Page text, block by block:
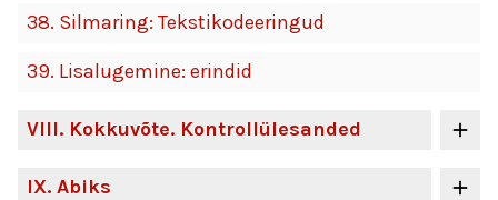
38. Silmaring: Tekstikodeeringud
39. Lisalugemine: erindid
VIII. Kokkuvõte. Kontrollülesanded
IX. Abiks